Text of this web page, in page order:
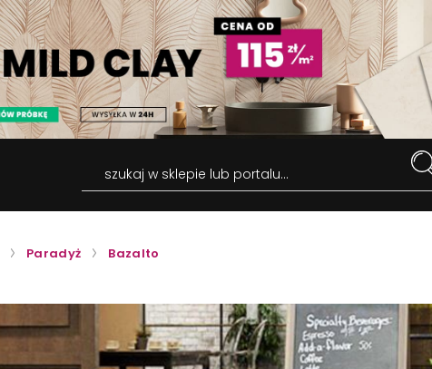
szukaj w sklepie lub portalu...
Paradyż Bazalto